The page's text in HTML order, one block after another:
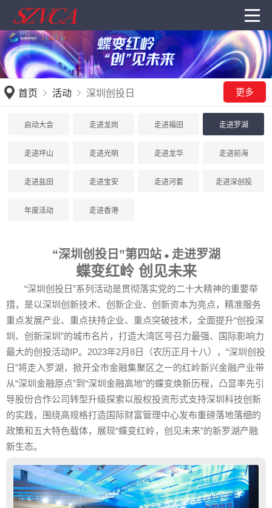
首页 活动 深圳创投日 更多
启动大会 走进龙岗 走进福田 走进罗湖
走进坪山 走进光明 走进龙华 走进前海
走进盐田 走进宝安 走进河套 走进深创投
年度活动 走进香港
“深圳创投日”第四站 ● 走进罗湖
蝶变红岭 创见未来
“深圳创投日”系列活动是贯彻落实党的二十大精神的重要举
措，是以深圳创新技术、创新企业、创新资本为亮点，精准服务
重点发展产业、重点扶持企业、重点突破技术，全面提升“创投深
圳、创新深圳”的城市名片，打造大湾区号召力最强、国际影响力
最大的创投活动IP。2023年2月8日（农历正月十八），“深圳创投
日”将走入罗湖，掀开全市金融集聚区之一的红岭新兴金融产业带
从“深圳金融原点”到“深圳金融高地”的蝶变焕新历程，凸显率先引
导股份合作公司转型升级探索以股权投资形式支持深圳科技创新
的实践，围绕高规格打造国际财富管理中心发布重磅落地落细的
政策和五大特色载体，展现“蝶变红岭，创见未来”的新罗湖产融
新生态。